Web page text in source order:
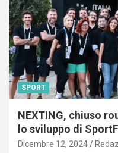
SPORT
NEXTING, chiuso
lo sviluppo di
Dicembre 12, 2024